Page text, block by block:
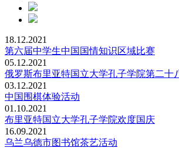
18.12.2021
第六届中学生中国国情知识区域比赛
05.12.2021
俄罗斯布里亚特国立大学孔子学院第二十
03.12.2021
中国围棋体验活动
01.10.2021
布里亚特国立大学孔子学院欢度国庆
16.09.2021
乌兰乌德市图书馆茶艺活动